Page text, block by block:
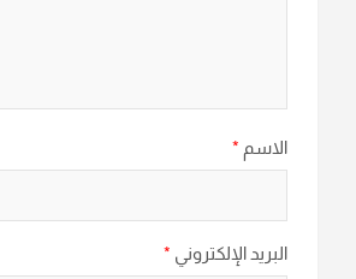
الاسم *
البريد الإلكتروني *